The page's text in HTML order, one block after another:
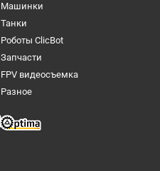
Машинки
Танки
Роботы ClicBot
Запчасти
FPV видеосъемка
Разное